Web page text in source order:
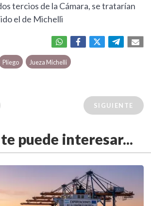
tercios de la Cámara, se tratarían
el de Michelli
Pliego Jueza Michelli
SIGUIENTE
puede interesar...